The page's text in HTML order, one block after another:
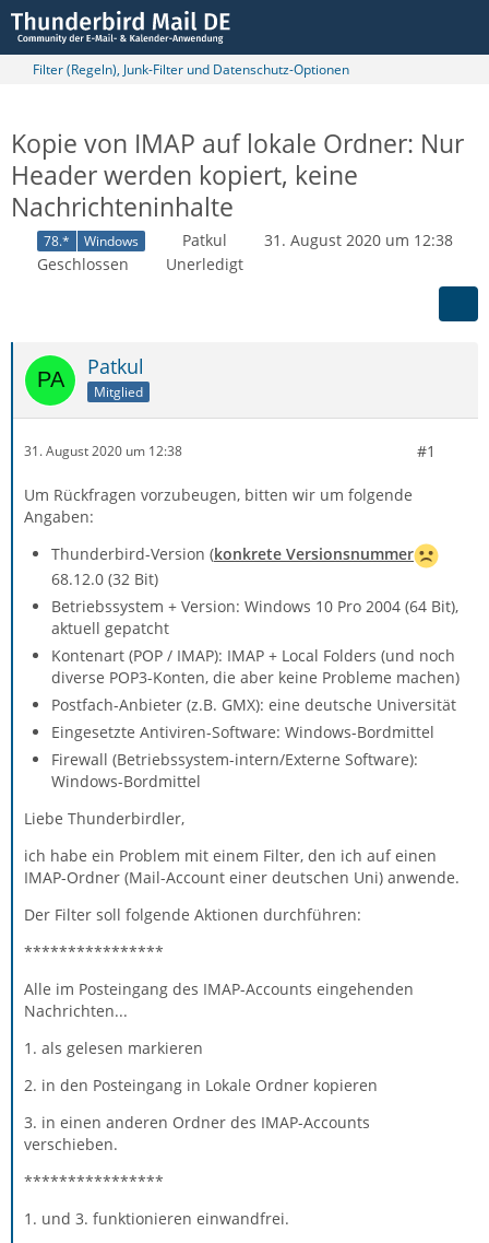
Filter (Regeln), Junk-Filter und Datenschutz-Optionen
Kopie von IMAP auf lokale Ordner: Nur
Header werden kopiert, keine
Nachrichteninhalte
78.* Windows Patkul
31. August 2020 um 12:38
Geschlossen
Unerledigt
Patkul
Mitglied
31. August 2020 um 12:38 #1
Um Rückfragen vorzubeugen, bitten wir um folgende
Angaben:
Thunderbird-Version (konkrete Versionsnummer
68.12.0 (32 Bit)
Betriebssystem + Version: Windows 10 Pro 2004 (64 Bit),
aktuell gepatcht
Kontenart (POP / IMAP): IMAP + Local Folders (und noch
diverse POP3-Konten, die aber keine Probleme machen)
Postfach-Anbieter (z.B. GMX): eine deutsche Universität
Eingesetzte Antiviren-Software: Windows-Bordmittel
Firewall (Betriebssystem-intern/Externe Software):
Windows-Bordmittel
Liebe Thunderbirdler,
ich habe ein Problem mit einem Filter, den ich auf einen
IMAP-Ordner (Mail-Account einer deutschen Uni) anwende.
Der Filter soll folgende Aktionen durchführen:
****************
Alle im Posteingang des IMAP-Accounts eingehenden
Nachrichten...
1. als gelesen markieren
2. in den Posteingang in Lokale Ordner kopieren
3. in einen anderen Ordner des IMAP-Accounts
verschieben.
****************
1. und 3. funktionieren einwandfrei.